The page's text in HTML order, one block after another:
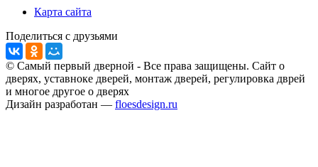
Карта сайта
Поделиться с друзьями
© Самый первый дверной - Все права защищены. Сайт о
дверях, уставноке дверей, монтаж дверей, регулировка дврей
и многое другое о дверях
Дизайн разработан — floesdesign.ru